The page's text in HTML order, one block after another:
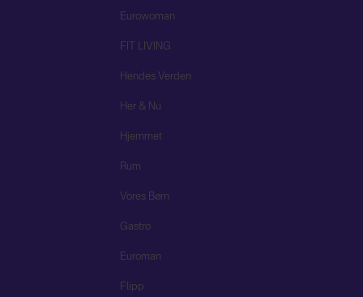
Eurowoman
FIT LIVING
Hendes Verden
Her & Nu
Hjemmet
Rum
Vores Børn
Gastro
Euroman
Flipp